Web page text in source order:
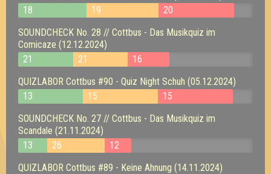
18
19
20
SOUNDCHECK No. 28 // Cottbus - Das Musikquiz im
Comicaze (12.12.2024)
21
21
16
QUIZLABOR Cottbus #90 - Quiz Night Schuh (05.12.2024)
13
15
15
SOUNDCHECK No. 27 // Cottbus - Das Musikquiz im
Scandale (21.11.2024)
13
26
12
QUIZLABOR Cottbus #89 - Keine Ahnung (14.11.2024)